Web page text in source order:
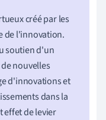
créé par les
de l'innovation.
soutien d'un
nouvelles
d'innovations et
dans la
effet de levier